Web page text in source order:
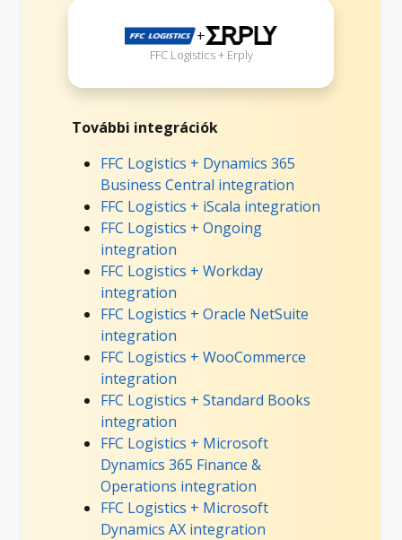
+
FFC Logistics + Erply
További integrációk
FFC Logistics + Dynamics 365
Business Central integration
FFC Logistics + iScala integration
FFC Logistics + Ongoing
integration
FFC Logistics + Workday
integration
FFC Logistics + Oracle NetSuite
integration
FFC Logistics + WooCommerce
integration
FFC Logistics + Standard Books
integration
FFC Logistics + Microsoft
Dynamics 365 Finance &
Operations integration
FFC Logistics + Microsoft
Dynamics AX integration